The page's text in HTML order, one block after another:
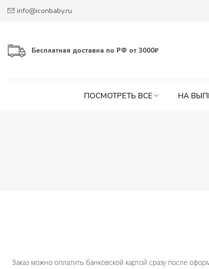
info@iconbaby.ru
Бесплатная доставка по РФ от 3000₽
ПОСМОТРЕТЬ ВСЕ НА
Заказ можно оплатить банковской картой сразу после